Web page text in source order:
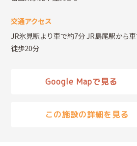
交通アクセス
JR氷見駅より車で約7分 JR島尾駅から
徒歩20分
Google Mapで見る
この施設の詳細を見る